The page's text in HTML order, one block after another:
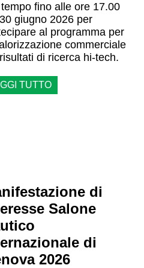
tempo fino alle ore 17.00
giugno 2026 per
al programma per
commerciale
di ricerca hi-tech.
TUTTO
di
Salone
di
2026